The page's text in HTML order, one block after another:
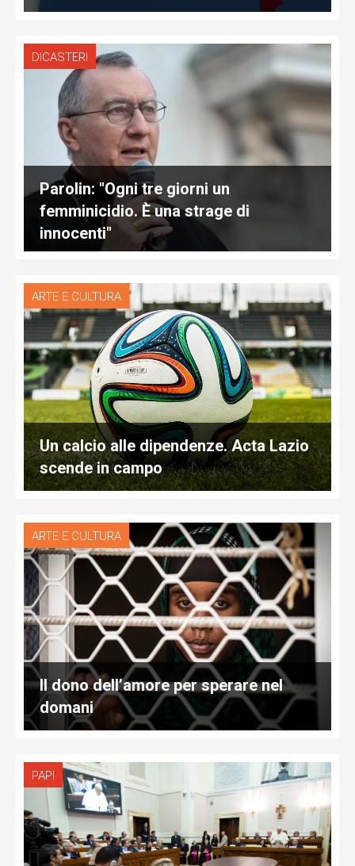
DICASTERI
Parolin: "Ogni tre giorni un
femminicidio. È una strage di
innocenti"
ARTE E CULTURA
Un calcio alle dipendenze. Acta Lazio
scende in campo
ARTE E CULTURA
Il dono dell’amore per sperare nel
domani
PAPI